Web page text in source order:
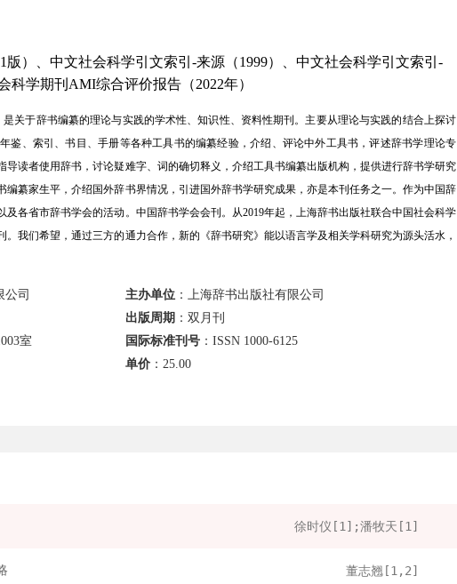
版）、中文社会科学引文索引-来源（1999）、中文社会科学引文索引-
科学期刊AMI综合评价报告（2022年）
于辞书编纂的理论与实践的学术性、知识性、资料性期刊。主要从理论与实践的结合上探讨
鉴、索引、书目、手册等各种工具书的编纂经验，介绍、评论中外工具书，评述辞书学理论专
导读者使用辞书，讨论疑难字、词的确切释义，介绍工具书编纂出版机构，提供进行辞书学研究
编纂家生平，介绍国外辞书界情况，引进国外辞书学研究成果，亦是本刊任务之一。作为中国辞
各省市辞书学会的活动。中国辞书学会会刊。从2019年起，上海辞书出版社联合中国社会科学
我们希望，通过三方的通力合作，新的《辞书研究》能以语言学及相关学科研究为源头活水，
公司 主办单位：上海辞书出版社有限公司
出版周期 ：双月刊
室 国际标准刊号：ISSN 1000-6125
单价： 25.00
徐时仪[1];潘牧天[1]
董志翘[1,2]